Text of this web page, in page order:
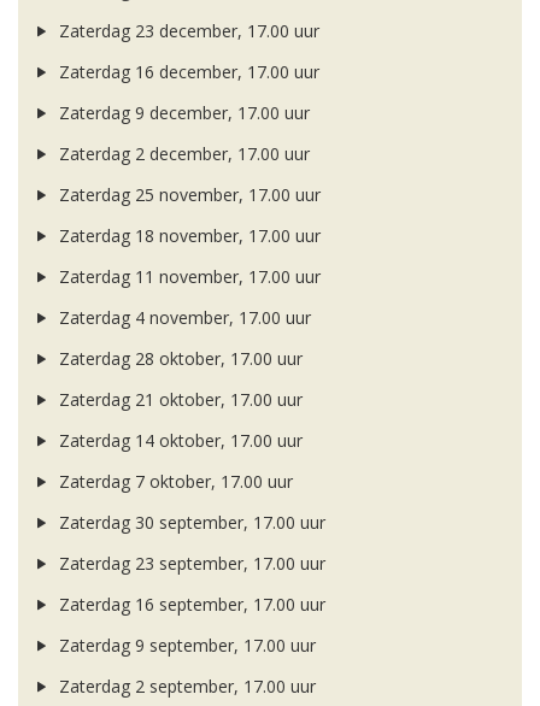
Zaterdag 23 december, 17.00 uur
Zaterdag 16 december, 17.00 uur
Zaterdag 9 december, 17.00 uur
Zaterdag 2 december, 17.00 uur
Zaterdag 25 november, 17.00 uur
Zaterdag 18 november, 17.00 uur
Zaterdag 11 november, 17.00 uur
Zaterdag 4 november, 17.00 uur
Zaterdag 28 oktober, 17.00 uur
Zaterdag 21 oktober, 17.00 uur
Zaterdag 14 oktober, 17.00 uur
Zaterdag 7 oktober, 17.00 uur
Zaterdag 30 september, 17.00 uur
Zaterdag 23 september, 17.00 uur
Zaterdag 16 september, 17.00 uur
Zaterdag 9 september, 17.00 uur
Zaterdag 2 september, 17.00 uur